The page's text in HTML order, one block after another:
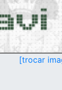
[trocar